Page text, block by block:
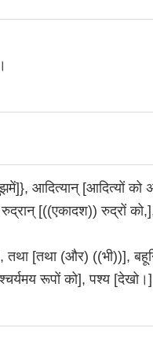
आदित्यान् [आदित्यों को
[((एकादश)) रुद्रों
[तथा (और) ((भी))],
रूपों को], पश्य